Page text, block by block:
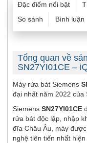
Đặc điểm nổi bật
So sánh
Bình luận
Tổng quan về
SN27YI01CE –
Máy rửa bát Siemens
đại nhất năm 2022 của
Siemens SN27YI01CE
rửa bát độc lập, nhập
đĩa Châu Âu, máy
nghệ tiên tiến nhất